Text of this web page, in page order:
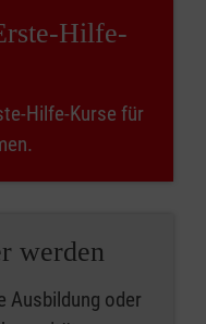
Hilfe-
Hilfe-Kurse für
werden
Ausbildung oder